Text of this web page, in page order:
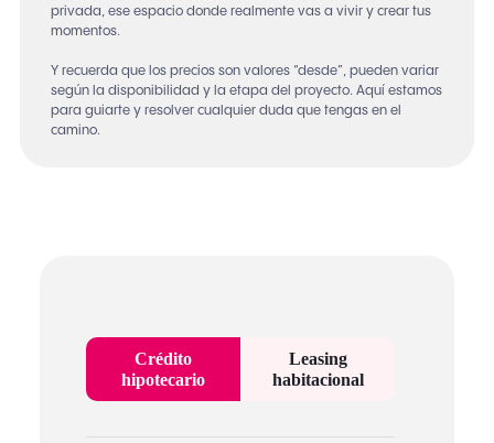
privada, ese espacio donde realmente vas a vivir y crear tus
momentos.
Y recuerda que los precios son valores “desde”, pueden variar
según la disponibilidad y la etapa del proyecto. Aquí estamos
para guiarte y resolver cualquier duda que tengas en el
camino.
Crédito
hipotecario
Leasing
habitacional